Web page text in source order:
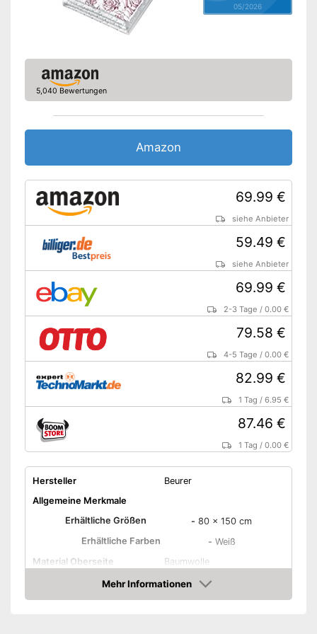
Timer-Funktion
Rückschaltautomatik
TÜV-geprüft
Abschaltautomatik vorhanden
OEKO-TEX-Prüfung
bescheinigt Qualität
der Timer-Funktion
Nachteile
Amazon Lieferzeit
05/2026
5,040 Bewertungen
Amazon
69.99 €
siehe Anbieter
59.49 €
siehe Anbieter
69.99 €
2-3 Tage /0.00 €
79.58 €
4-5 Tage /0.00 €
82.99 €
1 Tag /6.95 €
87.46 €
1 Tag /0.00 €
Hersteller
Beurer
Allgemeine Merkmale
Erhältliche Größen
- 80 x 150 cm
Erhältliche Farben
- Weiß
Material Oberseite
Baumwolle
Material Unterseite
Vlies
Leistung
75 W
Mehr Informationen
Amazon